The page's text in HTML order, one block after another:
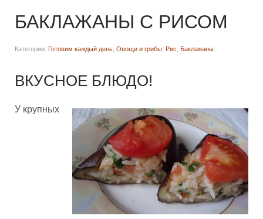
БАКЛАЖАНЫ С РИСОМ
Категории: Готовим каждый день Овощи и грибы Рис Баклажаны
ВКУСНОЕ БЛЮДО!
У крупных